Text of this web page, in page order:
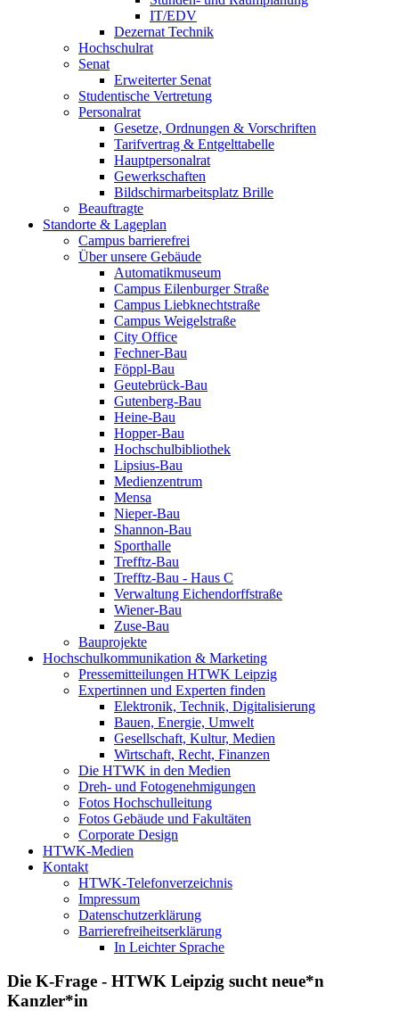
IT/EDV
Dezernat Technik
Hochschulrat
Senat
Erweiterter Senat
Studentische Vertretung
Personalrat
Gesetze, Ordnungen & Vorschriften
Tarifvertrag & Entgelttabelle
Hauptpersonalrat
Gewerkschaften
Bildschirmarbeitsplatz Brille
Beauftragte
Standorte & Lageplan
Campus barrierefrei
Über unsere Gebäude
Automatikmuseum
Campus Eilenburger Straße
Campus Liebknechtstraße
Campus Weigelstraße
City Office
Fechner-Bau
Föppl-Bau
Geutebrück-Bau
Gutenberg-Bau
Heine-Bau
Hopper-Bau
Hochschulbibliothek
Lipsius-Bau
Medienzentrum
Mensa
Nieper-Bau
Shannon-Bau
Sporthalle
Trefftz-Bau
Trefftz-Bau - Haus C
Verwaltung Eichendorffstraße
Wiener-Bau
Zuse-Bau
Bauprojekte
Hochschulkommunikation & Marketing
Pressemitteilungen HTWK Leipzig
Expertinnen und Experten finden
Elektronik, Technik, Digitalisierung
Bauen, Energie, Umwelt
Gesellschaft, Kultur, Medien
Wirtschaft, Recht, Finanzen
Die HTWK in den Medien
Dreh- und Fotogenehmigungen
Fotos Hochschulleitung
Fotos Gebäude und Fakultäten
Corporate Design
HTWK-Medien
Kontakt
HTWK-Telefonverzeichnis
Impressum
Datenschutzerklärung
Barrierefreiheitserklärung
In Leichter Sprache
Die K-Frage - HTWK Leipzig sucht neue*n
Kanzler*in